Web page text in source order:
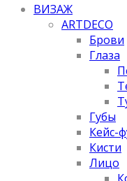
ВИЗАЖ
ARTDECO
Брови
Глаза
Губы
Кейс-
Кисти
Лицо